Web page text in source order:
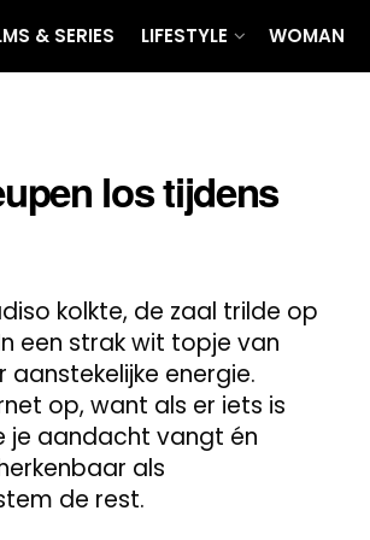
& SERIES LIFESTYLE WOMAN
los tijdens
kolkte, de zaal trilde op
een strak wit topje van
energie.
op, want als er iets is
je aandacht vangt én
als
de rest.